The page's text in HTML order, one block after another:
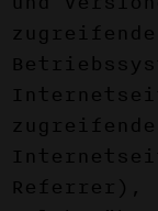
Referrer),